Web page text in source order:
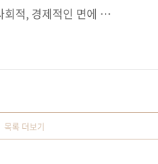
적, 경제적인 면에 모
제적 손실을 가하고,
은
목록 더보기